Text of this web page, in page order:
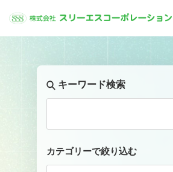
キーワード検索
カテゴリーで絞り込む